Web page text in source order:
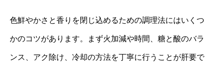
色鮮やかさと香りを閉じ込めるための調理法にはいくつ
かのコツがあります。まず火加減や時間、糖と酸のバラ
ンス、アク除け、冷却の方法を丁寧に行うことが肝要で